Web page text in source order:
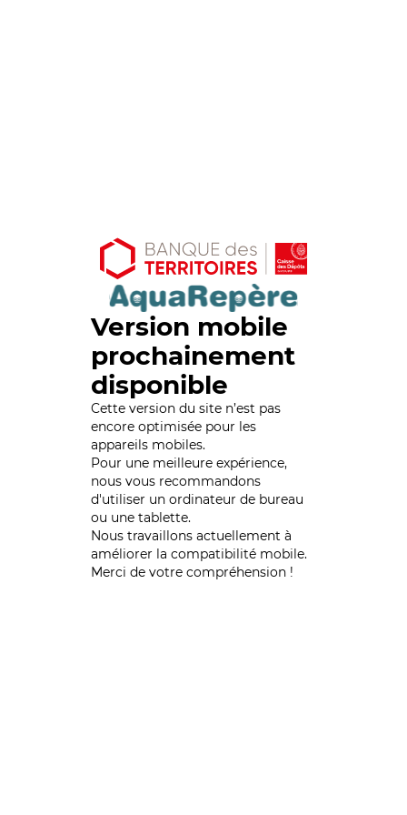
Version mobile
prochainement
disponible
Cette version du site n’est pas
encore optimisée pour les
appareils mobiles.
Pour une meilleure expérience,
nous vous recommandons
d'utiliser un ordinateur de bureau
ou une tablette.
Nous travaillons actuellement à
améliorer la compatibilité mobile.
Merci de votre compréhension !